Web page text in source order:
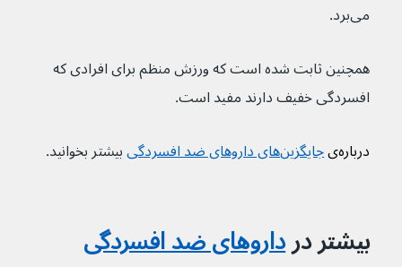
می‌برد.
همچنین ثابت شده است که ورزش منظم برای افرادی که
افسردگی خفیف دارند مفید است.
درباره‌ی جایگزین‌های داروهای ضد افسردگی بیشتر بخوانید.
بیشتر در داروهای ضد افسردگی